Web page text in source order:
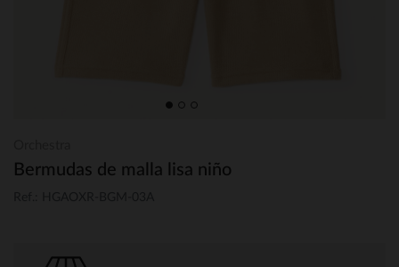
Bermudas de malla lisa niño